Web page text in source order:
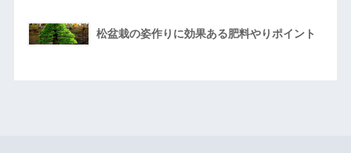
松盆栽の姿作りに効果ある肥料やりポイント